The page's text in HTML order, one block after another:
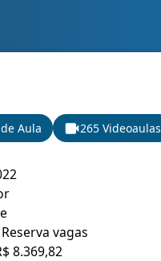
Aula 265 Videoaulas
vagas
8.369,82